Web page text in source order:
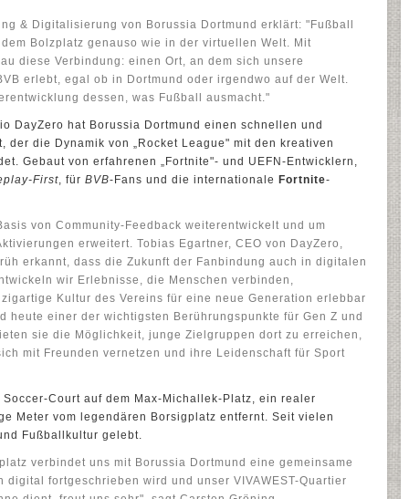
& Digitalisierung von Borussia Dortmund erklärt: "Fußball
Bolzplatz genauso wie in der virtuellen Welt. Mit
diese Verbindung: einen Ort, an dem sich unsere
erlebt, egal ob in Dortmund oder irgendwo auf der Welt.
dessen, was Fußball ausmacht."
DayZero hat Borussia Dortmund einen schnellen und
der die Dynamik von „Rocket League" mit den kreativen
Gebaut von erfahrenen „Fortnite"- und UEFN-Entwicklern,
First, für BVB-Fans und die internationale Fortnite-
von Community-Feedback weiterentwickelt und um
erweitert. Tobias Egartner, CEO von DayZero,
erkannt, dass die Zukunft der Fanbindung auch in digitalen
wir Erlebnisse, die Menschen verbinden,
Kultur des Vereins für eine neue Generation erlebbar
heute einer der wichtigsten Berührungspunkte für Gen Z und
sie die Möglichkeit, junge Zielgruppen dort zu erreichen,
mit Freunden vernetzen und ihre Leidenschaft für Sport
Court auf dem Max-Michallek-Platz, ein realer
Meter vom legendären Borsigplatz entfernt. Seit vielen
Fußballkultur gelebt.
verbindet uns mit Borussia Dortmund eine gemeinsame
digital fortgeschrieben wird und unser VIVAWEST-Quartier